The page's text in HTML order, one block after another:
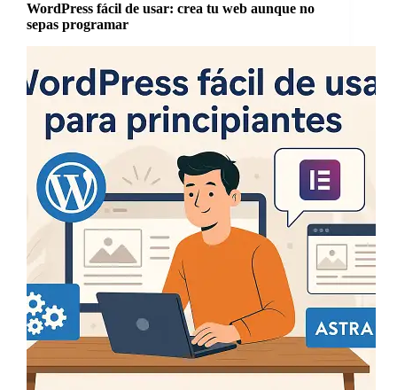
WordPress fácil de usar: crea tu web aunque no
sepas programar